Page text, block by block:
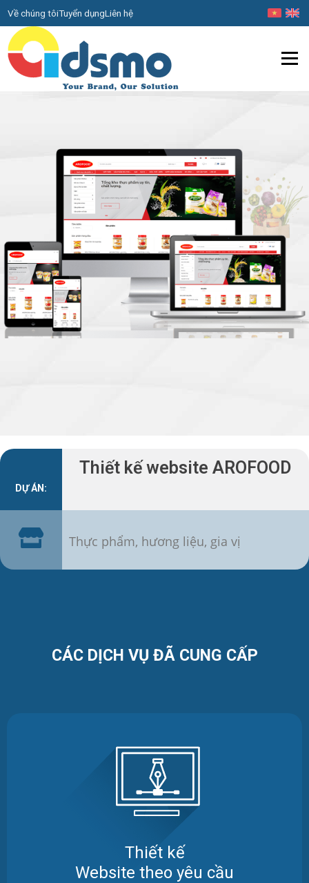
Về chúng tôiTuyển dụngLiên hệ
DỰ ÁN:
Thiết kế website AROFOOD
Thực phẩm, hương liệu, gia vị
CÁC DỊCH VỤ ĐÃ CUNG CẤP
Thiết kế
Website theo yêu cầu